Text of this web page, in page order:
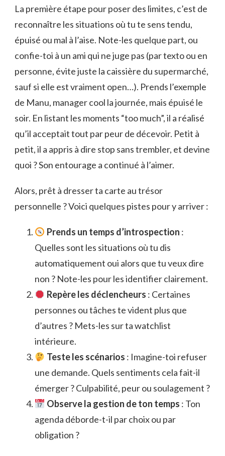
La première étape pour poser des limites, c’est de
reconnaître les situations où tu te sens tendu,
épuisé ou mal à l’aise. Note-les quelque part, ou
confie-toi à un ami qui ne juge pas (par texto ou en
personne, évite juste la caissière du supermarché,
sauf si elle est vraiment open…). Prends l’exemple
de Manu, manager cool la journée, mais épuisé le
soir. En listant les moments “too much”, il a réalisé
qu’il acceptait tout par peur de décevoir. Petit à
petit, il a appris à dire stop sans trembler, et devine
quoi ? Son entourage a continué à l’aimer.
Alors, prêt à dresser ta carte au trésor
personnelle ? Voici quelques pistes pour y arriver :
Prends un temps d’introspection :
Quelles sont les situations où tu dis
automatiquement oui alors que tu veux dire
non ? Note-les pour les identifier clairement.
Repère les déclencheurs : Certaines
personnes ou tâches te vident plus que
d’autres ? Mets-les sur ta watchlist
intérieure.
Teste les scénarios : Imagine-toi refuser
une demande. Quels sentiments cela fait-il
émerger ? Culpabilité, peur ou soulagement ?
Observe la gestion de ton temps : Ton
agenda déborde-t-il par choix ou par
obligation ?